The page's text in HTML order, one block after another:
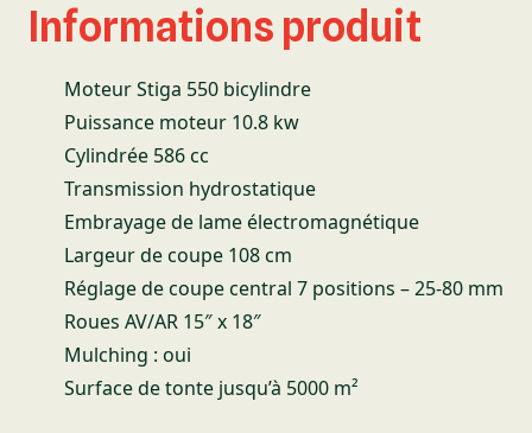
Informations produit
Moteur Stiga 550 bicylindre
Puissance moteur 10.8 kw
Cylindrée 586 cc
Transmission hydrostatique
Embrayage de lame électromagnétique
Largeur de coupe 108 cm
Réglage de coupe central 7 positions – 25-80 mm
Roues AV/AR 15″ x 18″
Mulching : oui
Surface de tonte jusqu’à 5000 m²